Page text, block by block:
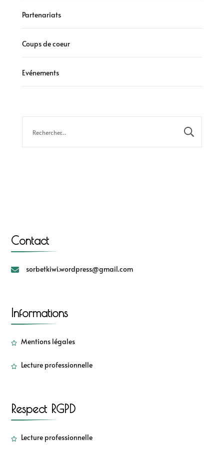
Partenariats
Coups de coeur
Evénements
Contact
sorbetkiwi.wordpress@gmail.com
Informations
Mentions légales
Lecture professionnelle
Respect RGPD
Lecture professionnelle